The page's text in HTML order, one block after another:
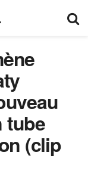
tube
(clip